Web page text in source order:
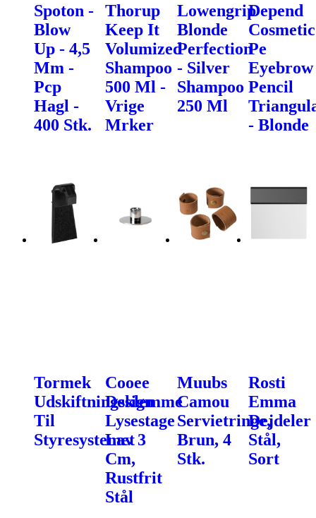
Spoton -
Blow
Up - 4,5
Mm -
Pcp
Hagl -
400 Stk.
Thorup
Keep It
Volumized
Shampoo
500 Ml -
Vrige
Mrker
Lowengrip
Blonde
Perfection
- Silver
Shampoo
250 Ml
Depend
Cosmetic
Pe
Eyebrow
Pencil
- Blonde
Tormek
Udskiftningsklemme
Til
Styresystemet
Cooee
Design
Lysestage
Lav 3
Cm,
Rustfrit
Stål
Muubs
Camou
Servietringe,
Brun, 4
Stk.
Rosti
Emma
Dejdeler
Stål,
Sort